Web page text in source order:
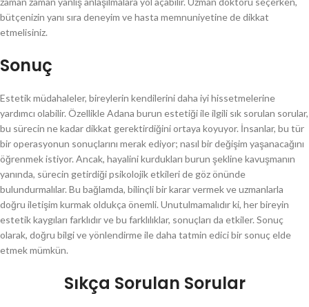
bütçenizin yanı sıra deneyim ve hasta memnuniyetine de dikkat
etmelisiniz.
Sonuç
Estetik müdahaleler, bireylerin kendilerini daha iyi hissetmelerine
yardımcı olabilir. Özellikle Adana burun estetiği ile ilgili sık sorulan sorular,
bu sürecin ne kadar dikkat gerektirdiğini ortaya koyuyor. İnsanlar, bu tür
bir operasyonun sonuçlarını merak ediyor; nasıl bir değişim yaşanacağını
öğrenmek istiyor. Ancak, hayalini kurdukları burun şekline kavuşmanın
yanında, sürecin getirdiği psikolojik etkileri de göz önünde
bulundurmalılar. Bu bağlamda, bilinçli bir karar vermek ve uzmanlarla
doğru iletişim kurmak oldukça önemli. Unutulmamalıdır ki, her bireyin
estetik kaygıları farklıdır ve bu farklılıklar, sonuçları da etkiler. Sonuç
olarak, doğru bilgi ve yönlendirme ile daha tatmin edici bir sonuç elde
etmek mümkün.
Sıkça Sorulan Sorular